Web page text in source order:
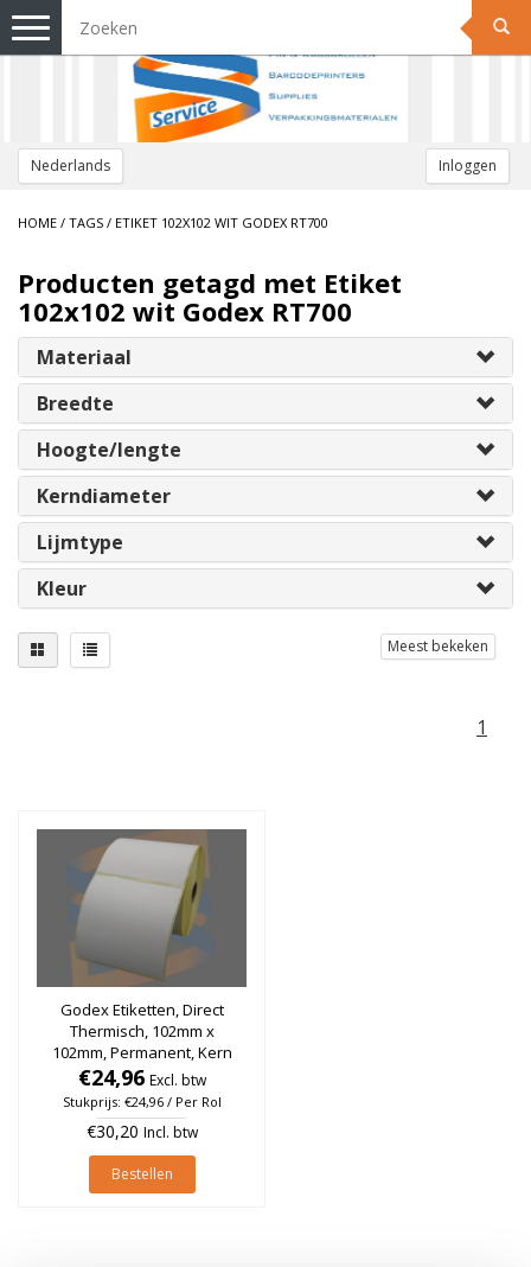
Nederlands Inloggen
Toggle
navigation
HOME / TAGS / ETIKET 102X102 WIT GODEX RT700
Producten getagd met Etiket
102x102 wit Godex RT700
Materiaal
Breedte
Hoogte/lengte
Kerndiameter
Lijmtype
Kleur
Meest bekeken
1
Godex Etiketten, Direct
Thermisch, 102mm x
102mm, Permanent, Kern
25mm, rol à 700 stuks
€24,96 Excl. btw
Stukprijs: €24,96 / Per Rol
€30,20 Incl. btw
Bestellen